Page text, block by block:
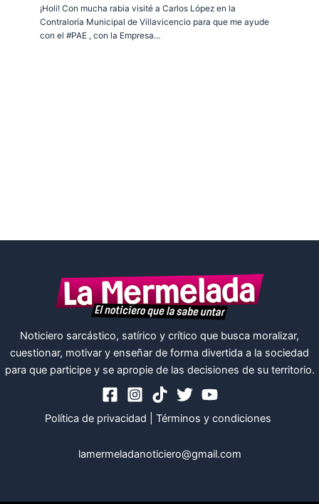
¡Holi! Con mucha rabia visité a Carlos López en la
Contraloría Municipal de Villavicencio para que me ayude
con el #PAE , con la Empresa…
Noticiero sarcástico, satírico y crítico que busca moralizar,
cuestionar, motivar y enseñar de forma divertida a la sociedad
para que participe y se apropie de las decisiones de su territorio.
Política de privacidad Términos y condiciones
lamermeladanoticiero@gmail.com